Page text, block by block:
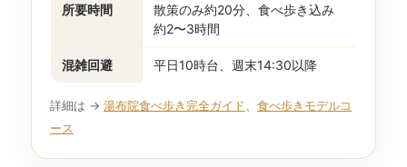
所要時間
散策のみ約20分、食べ歩き込み
約2〜3時間
混雑回避 平日10時台、週末14:30以降
詳細は → 湯布院食べ歩き完全ガイド
食べ歩きモデルコ
ース